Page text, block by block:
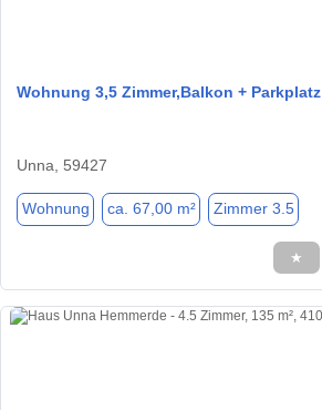
Wohnung 3,5 Zimmer,Balkon + Parkplatz
Unna, 59427
Wohnung ca. 67,00 m² Zimmer 3.5
★